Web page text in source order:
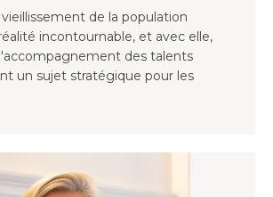
vieillissement de la population
incontournable, et avec elle,
des talents
un sujet stratégique pour les